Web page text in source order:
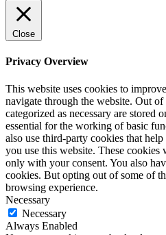
Close
Privacy Overview
This website uses cookies to
navigate through the website. Out of
categorized as necessary are stored
essential for the working of basic
also use third-party cookies that
you use this website. These
only with your consent. You also
cookies. But opting out of some of
browsing experience.
Necessary
Necessary
Always Enabled